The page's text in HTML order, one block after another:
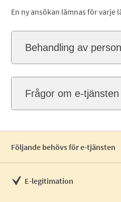
En ny ansökan lämnas för varje
Behandling av
Frågor om e-tjänsten
Följande behövs för e-tjänsten
E-legitimation